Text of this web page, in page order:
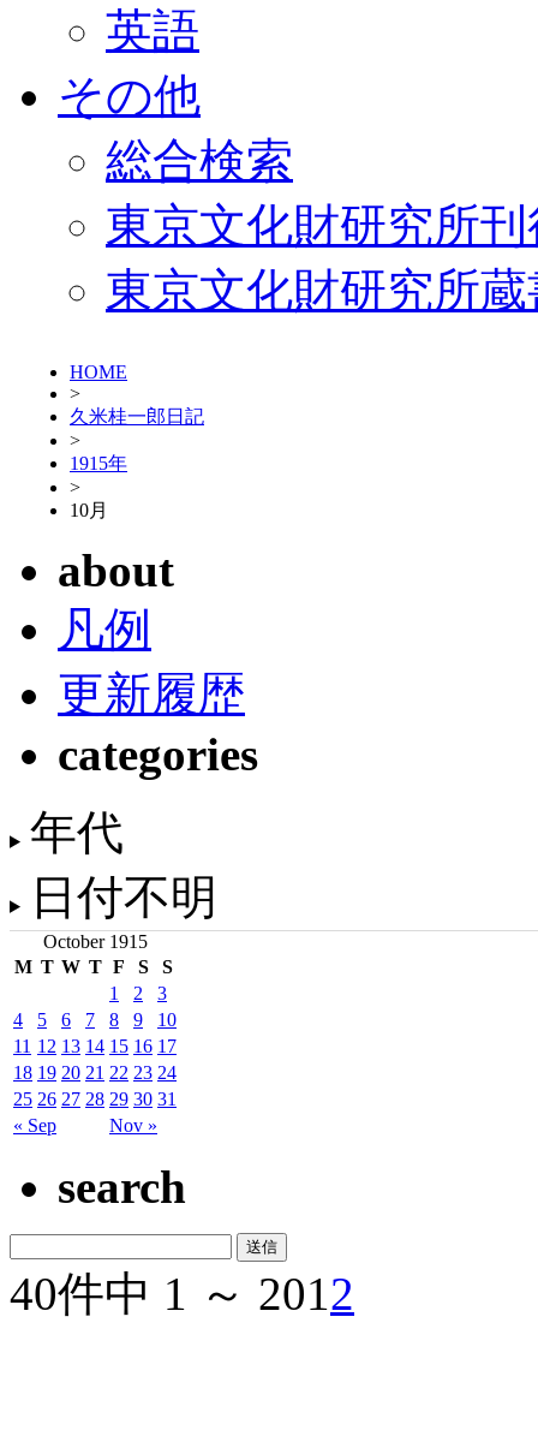
英語
その他
総合検索
東京文化財研究所
東京文化財研究所
HOME
>
久米桂一郎日記
>
1915年
>
10月
about
凡例
更新履歴
categories
年代
日付不明
October 1915
M T W T F S S
« Sep Nov »
1 2
3
4
5 6 7 8 9
10
11 12 13 14 15 16 17
18 19 20 21 22 23 24
25 26 27 28 29 30 31
search
40件中 1 ～ 2012